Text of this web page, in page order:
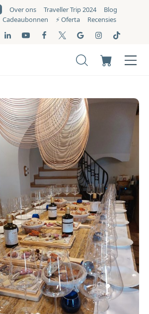
Over ons Traveller Trip 2024
Blog
Cadeaubonnen ⚡️ Oferta Recensies